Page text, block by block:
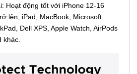
Hoạt động tốt với iPhone 12-16
lên, iPad, MacBook, Microsoft
Dell XPS, Apple Watch, AirPods
khác.